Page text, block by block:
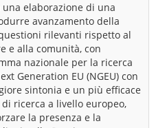
elaborazione di una
avanzamento della
rilevanti rispetto al
e alla comunità, con
nazionale per la ricerca
Generation EU (NGEU) con
sintonia e un più efficace
ricerca a livello europeo,
la presenza e la